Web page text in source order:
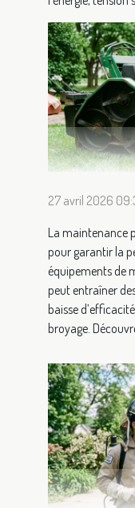
27 avril 2026
La maintenance
pour garantir la
équipements de
peut entraîner
baisse
broyage.